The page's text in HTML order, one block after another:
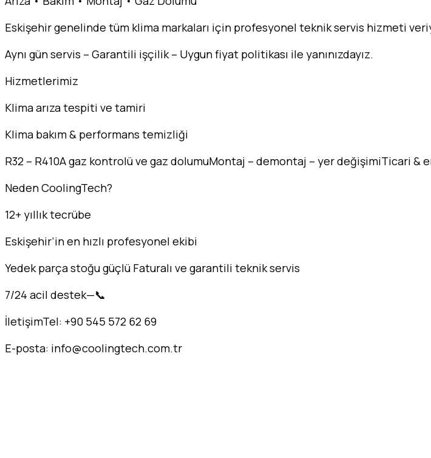
Eskişehir genelinde tüm klima markaları için profesyonel teknik servis hizmeti
Aynı gün servis – Garantili işçilik – Uygun fiyat politikası ile yanınızdayız.
Hizmetlerimiz
Klima arıza tespiti ve tamiri
Klima bakım & performans temizliği
R32 – R410A gaz kontrolü ve gaz dolumuMontaj – demontaj – yer değişimiTicari
Neden CoolingTech?
12+ yıllık tecrübe
Eskişehir’in en hızlı profesyonel ekibi
Yedek parça stoğu güçlü Faturalı ve garantili teknik servis
7/24 acil destek—📞
İletişimTel: +90 545 572 62 69
E-posta: info@coolingtech.com.tr